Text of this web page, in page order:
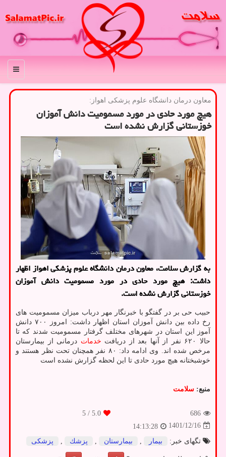
منو
معاون درمان دانشگاه علوم پزشكی اهواز:
هیچ مورد حادی در مورد مسمومیت دانش آموزان
خوزستانی گزارش نشده است
به گزارش سلامت، معاون درمان دانشگاه علوم پزشکی اهواز اظهار
داشت: هیچ مورد حادی در مورد مسمومیت دانش آموزان
خوزستانی گزارش نشده است.
حبیب حی بر در گفتگو با خبرنگار مهر درباب میزان مسمومیت های
رخ داده بین دانش آموزان استان اظهار داشت: امروز ۷۰۰ دانش
آموز این استان در شهرهای مختلف گرفتار مسمومیت شدند که تا
حالا ۶۲۰ نفر از آنها بعد از دریافت
خدمات درمانی از بیمارستان
مرخص شده اند. وی ادامه داد: ۸۰ نفر همچنان تحت نظر هستند و
خوشبختانه هیچ مورد حادی تا این لحظه گزارش نشده است
منبع: سلامت
686
5.0
/ 5
1401/12/16
14:13:28
تگهای خبر:
بیمار بیمارستان پزشك پزشكی